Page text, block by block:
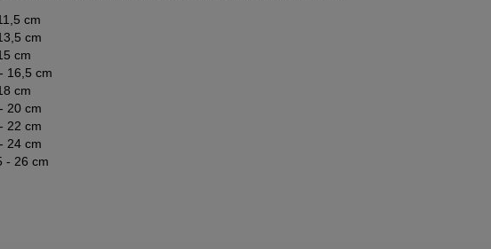
cm
cm
cm
16,5 cm
cm
20 cm
22 cm
24 cm
- 26 cm